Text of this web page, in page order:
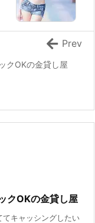
クOKの金貸し屋
Prev
クOKの金貸し屋
キャッシングしたい